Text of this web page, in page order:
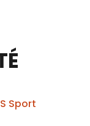
Sport